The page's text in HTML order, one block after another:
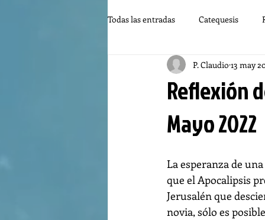
Todas las entradas Catequesis
Rincón de los niños Biblia
Reflexión
Mayo 2022
P. Claudio 13 may
La esperanza de
que el Apocalipsis
Jerusalén que
novia, sólo es